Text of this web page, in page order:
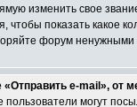
изменить свое
чтобы показать какое
форум
e-mail», от
пользователи могут